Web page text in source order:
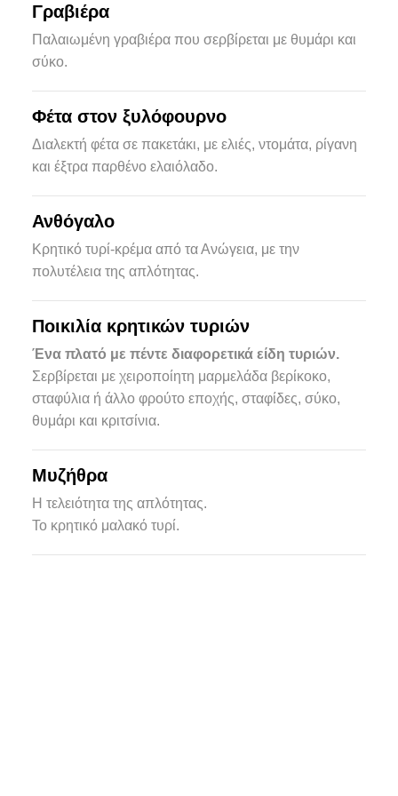
Γραβιέρα
Παλαιωμένη γραβιέρα που σερβίρεται με θυμάρι και
σύκο.
Φέτα στον ξυλόφουρνο
Διαλεκτή φέτα σε πακετάκι, με ελιές, ντομάτα, ρίγανη
και έξτρα παρθένο ελαιόλαδο.
Ανθόγαλο
Κρητικό τυρί-κρέμα από τα Ανώγεια, με την
πολυτέλεια της απλότητας.
Ποικιλία κρητικών τυριών
Ένα πλατό με πέντε διαφορετικά είδη τυριών.
Σερβίρεται με χειροποίητη μαρμελάδα βερίκοκο,
σταφύλια ή άλλο φρούτο εποχής, σταφίδες, σύκο,
θυμάρι και κριτσίνια.
Μυζήθρα
Η τελειότητα της απλότητας.
Το κρητικό μαλακό τυρί.